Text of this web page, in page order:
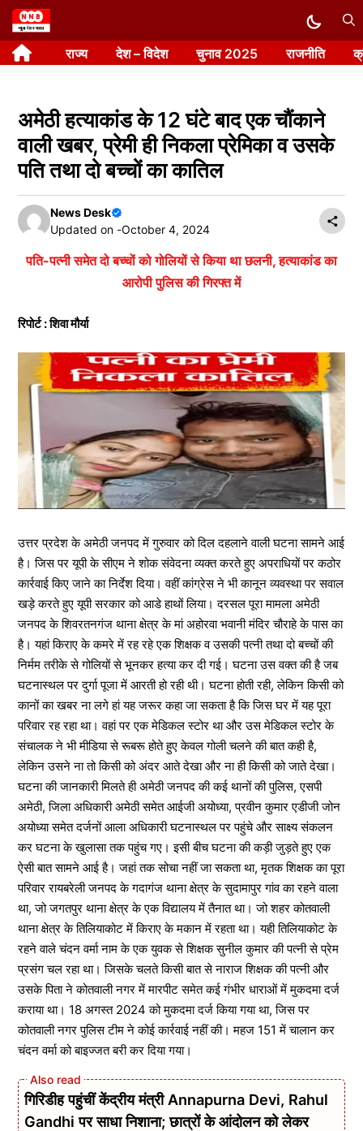
Skip
to
content राज्य देश – विदेश चुनाव 2025 राजनीति
अमेठी हत्याकांड के 12 घंटे बाद एक चौंकाने
वाली खबर, प्रेमी ही निकला प्रेमिका व उसके
पति तथा दो बच्चों का कातिल
News Desk
Updated on -October 4, 2024
पति-पत्नी समेत दो बच्चों को गोलियों से किया था छलनी, हत्याकांड का
आरोपी पुलिस की गिरफ्त में
रिपोर्ट : शिवा मौर्या
उत्तर प्रदेश के अमेठी जनपद में गुरुवार को दिल दहलाने वाली घटना सामने आई
है। जिस पर यूपी के सीएम ने शोक संवेदना व्यक्त करते हुए अपराधियों पर कठोर
कार्रवाई किए जाने का निर्देश दिया। वहीं कांग्रेस ने भी कानून व्यवस्था पर सवाल
खड़े करते हुए यूपी सरकार को आडे हाथों लिया। दरसल पूरा मामला अमेठी
जनपद के शिवरतनगंज थाना क्षेत्र के मां अहोरवा भवानी मंदिर चौराहे के पास का
है। यहां किराए के कमरे में रह रहे एक शिक्षक व उसकी पत्नी तथा दो बच्चों की
निर्मम तरीके से गोलियों से भूनकर हत्या कर दी गई। घटना उस वक्त की है जब
घटनास्थल पर दुर्गा पूजा में आरती हो रही थी। घटना होती रही, लेकिन किसी को
कानों का खबर ना लगे हां यह जरूर कहा जा सकता है कि जिस घर में यह पूरा
परिवार रह रहा था। वहां पर एक मेडिकल स्टोर था और उस मेडिकल स्टोर के
संचालक ने भी मीडिया से रूबरू होते हुए केवल गोली चलने की बात कही है,
लेकिन उसने ना तो किसी को अंदर आते देखा और ना ही किसी को जाते देखा।
घटना की जानकारी मिलते ही अमेठी जनपद की कई थानों की पुलिस, एसपी
अमेठी, जिला अधिकारी अमेठी समेत आईजी अयोध्या, प्रवीन कुमार एडीजी जोन
अयोध्या समेत दर्जनों आला अधिकारी घटनास्थल पर पहुंचे और साक्ष्य संकलन
कर घटना के खुलासा तक पहुंच गए। इसी बीच घटना की कड़ी जुड़ते हुए एक
ऐसी बात सामने आई है। जहां तक सोचा नहीं जा सकता था, मृतक शिक्षक का पूरा
परिवार रायबरेली जनपद के गदागंज थाना क्षेत्र के सुदामापुर गांव का रहने वाला
था, जो जगतपुर थाना क्षेत्र के एक विद्यालय में तैनात था। जो शहर कोतवाली
थाना क्षेत्र के तिलियाकोट में किराए के मकान में रहता था। यही तिलियाकोट के
रहने वाले चंदन वर्मा नाम के एक युवक से शिक्षक सुनील कुमार की पत्नी से प्रेम
प्रसंग चल रहा था। जिसके चलते किसी बात से नाराज शिक्षक की पत्नी और
उसके पिता ने कोतवाली नगर में मारपीट समेत कई गंभीर धाराओं में मुकदमा दर्ज
कराया था। 18 अगस्त 2024 को मुकदमा दर्ज किया गया था, जिस पर
कोतवाली नगर पुलिस टीम ने कोई कार्रवाई नहीं की। महज 151 में चालान कर
चंदन वर्मा को बाइज्जत बरी कर दिया गया।
गिरिडीह पहुंचीं केंद्रीय मंत्री Annapurna Devi, Rahul
Gandhi पर साधा निशाना; छात्रों के आंदोलन को लेकर